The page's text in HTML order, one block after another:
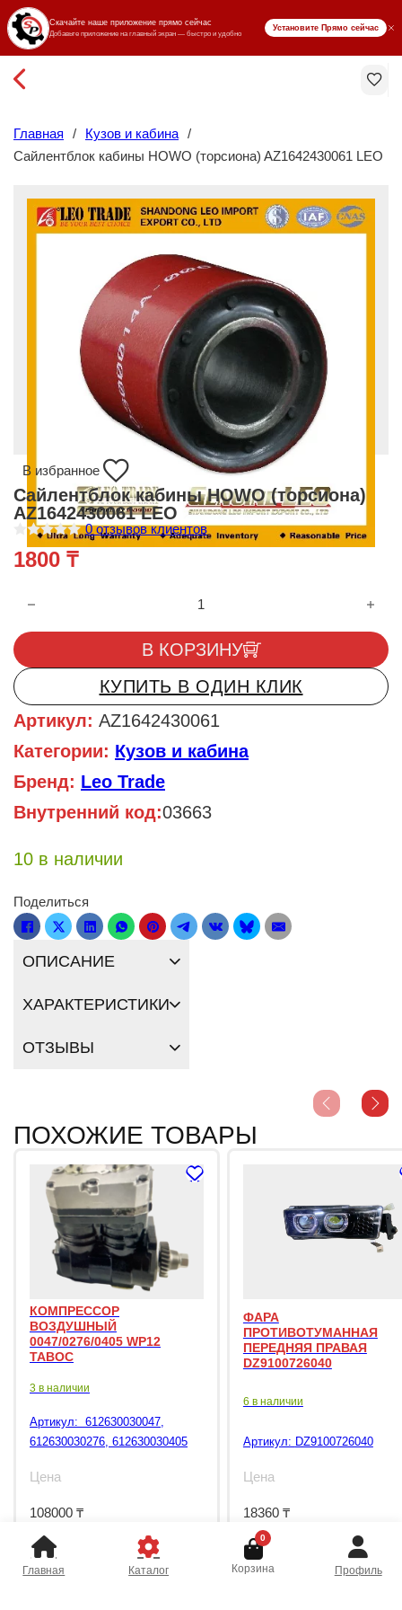
₸ KZT
Главная / Кузов и кабина /
Сайлентблок кабины HOWO (торсиона) AZ1642430061 LEO
В избранное
Сайлентблок кабины HOWO (торсиона)
AZ1642430061 LEO
ц
е
и
з
5
0отзывов клиентов
1800 ₸
Количество товара Сайлентблок кабины HOWO (торсиона)
В КОРЗИНУ
КУПИТЬ В ОДИН КЛИК
Артикул: AZ1642430061
Категории: Кузов и кабина
Бренд: Leo Trade
Внутренний код:03663
10 в наличии
Поделиться
ОПИСАНИЕ
ХАРАКТЕРИСТИКИ
ОТЗЫВЫ
ПОХОЖИЕ ТОВАРЫ
КОМПРЕССОР
ВОЗДУШНЫЙ
0047/0276/0405 WP12
TABOC
3 в наличии
Артикул: 612630030047,
612630030276, 612630030405
Цена
108000 ₸
ФАРА
ПРОТИВОТУМАННАЯ
ПЕРЕДНЯЯ ПРАВАЯ
DZ9100726040
6 в наличии
Артикул: DZ9100726040
Цена
18360 ₸
Главная Каталог
0
Корзина Профиль